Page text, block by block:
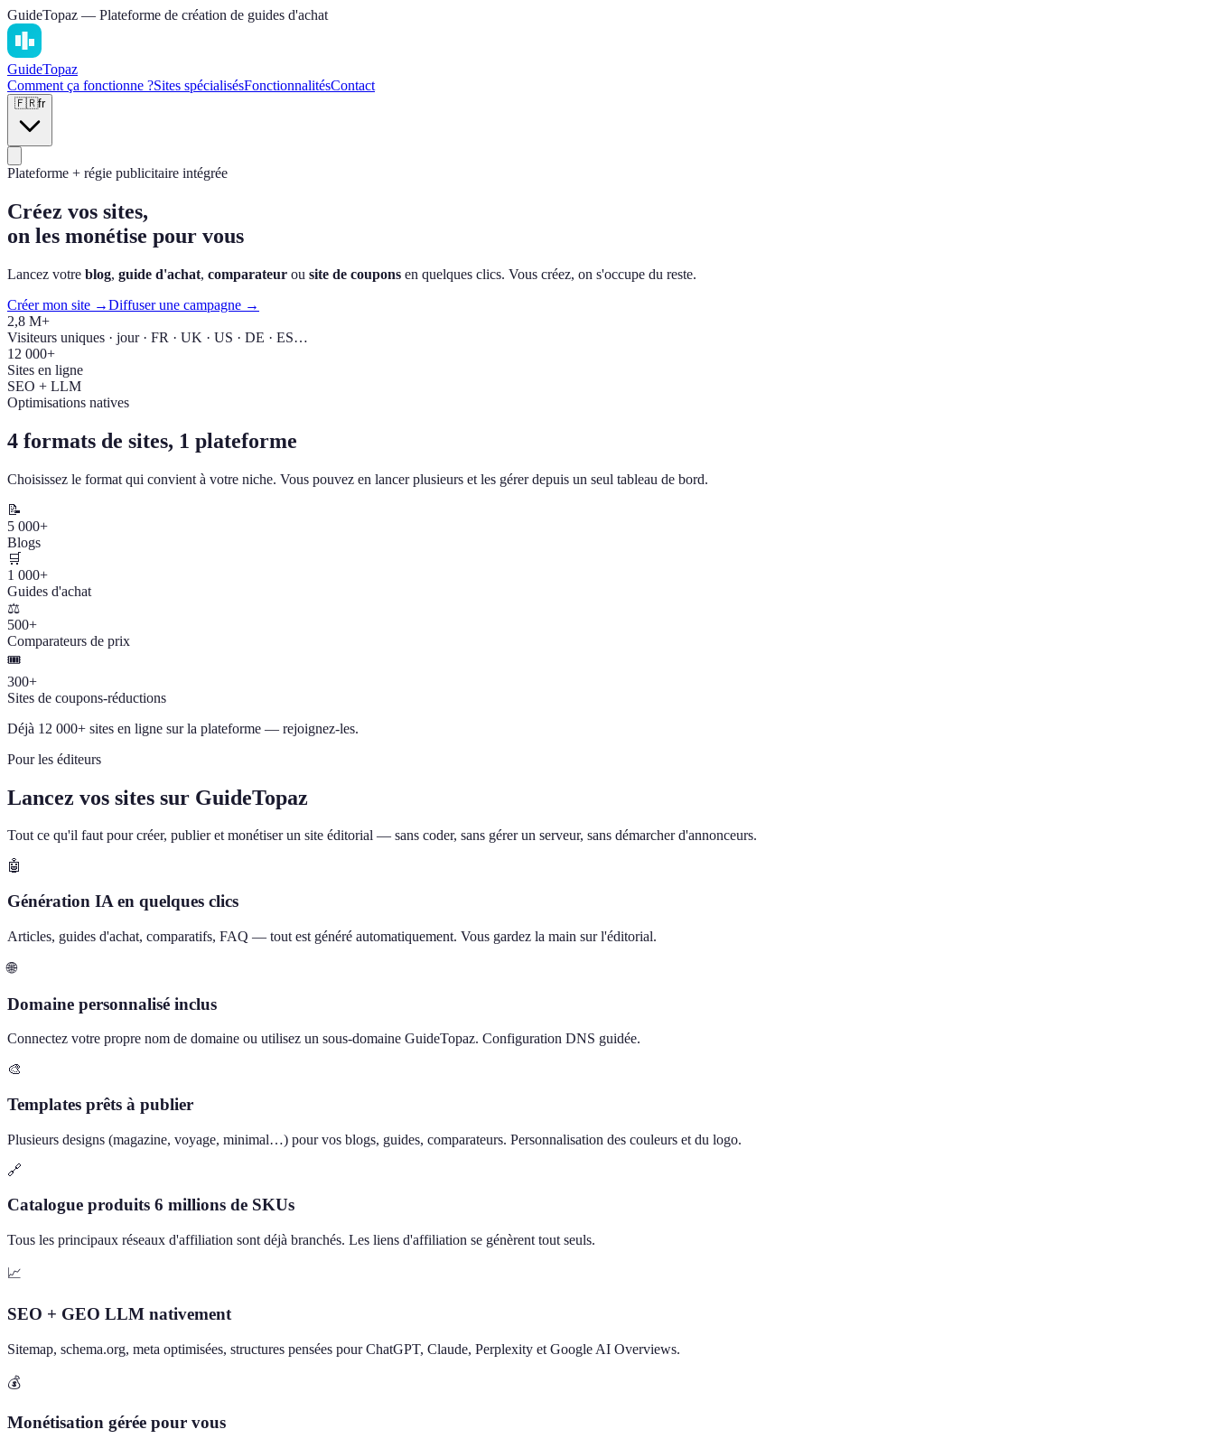
GuideTopaz — Plateforme de création de guides d'achat
GuideTopaz
Comment ça fonctionne ?Sites spécialisésFonctionnalitésContact
🇫🇷fr
Plateforme + régie publicitaire intégrée
Créez vos sites,
on les monétise pour vous
Lancez votre blog, guide d'achat, comparateur ou site de coupons en quelques clics. Vous créez, on s'occupe du reste.
Créer mon site →Diffuser une campagne →
2,8 M+
Visiteurs uniques · jour · FR · UK · US · DE · ES…
12 000+
Sites en ligne
SEO + LLM
Optimisations natives
4 formats de sites, 1 plateforme
Choisissez le format qui convient à votre niche. Vous pouvez en lancer plusieurs et les gérer depuis un seul tableau de bord.
📝
5 000+
Blogs
🛒
1 000+
Guides d'achat
⚖️
500+
Comparateurs de prix
🎟️
300+
Sites de coupons-réductions
Déjà 12 000+ sites en ligne sur la plateforme — rejoignez-les.
Pour les éditeurs
Lancez vos sites sur GuideTopaz
Tout ce qu'il faut pour créer, publier et monétiser un site éditorial — sans coder, sans gérer un serveur, sans démarcher d'annonceurs.
🤖
Génération IA en quelques clics
Articles, guides d'achat, comparatifs, FAQ — tout est généré automatiquement. Vous gardez la main sur l'éditorial.
🌐
Domaine personnalisé inclus
Connectez votre propre nom de domaine ou utilisez un sous-domaine GuideTopaz. Configuration DNS guidée.
🎨
Templates prêts à publier
Plusieurs designs (magazine, voyage, minimal…) pour vos blogs, guides, comparateurs. Personnalisation des couleurs et du logo.
🔗
Catalogue produits 6 millions de SKUs
Tous les principaux réseaux d'affiliation sont déjà branchés. Les liens d'affiliation se génèrent tout seuls.
📈
SEO + GEO LLM nativement
Sitemap, schema.org, meta optimisées, structures pensées pour ChatGPT, Claude, Perplexity et Google AI Overviews.
💰
Monétisation gérée pour vous